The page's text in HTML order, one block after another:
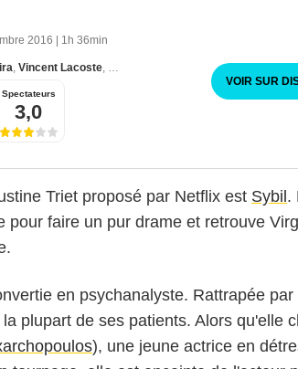
2016
1h 36min
, Vincent Lacoste, Melvil Poupaud
Spectateurs
3,0
VOIR SUR
Triet proposé par Netflix est Sybil .
pour faire un pur drame et retrouve
en psychanalyste. Rattrapée par
plupart de ses patients. Alors qu'elle
), une jeune actrice en